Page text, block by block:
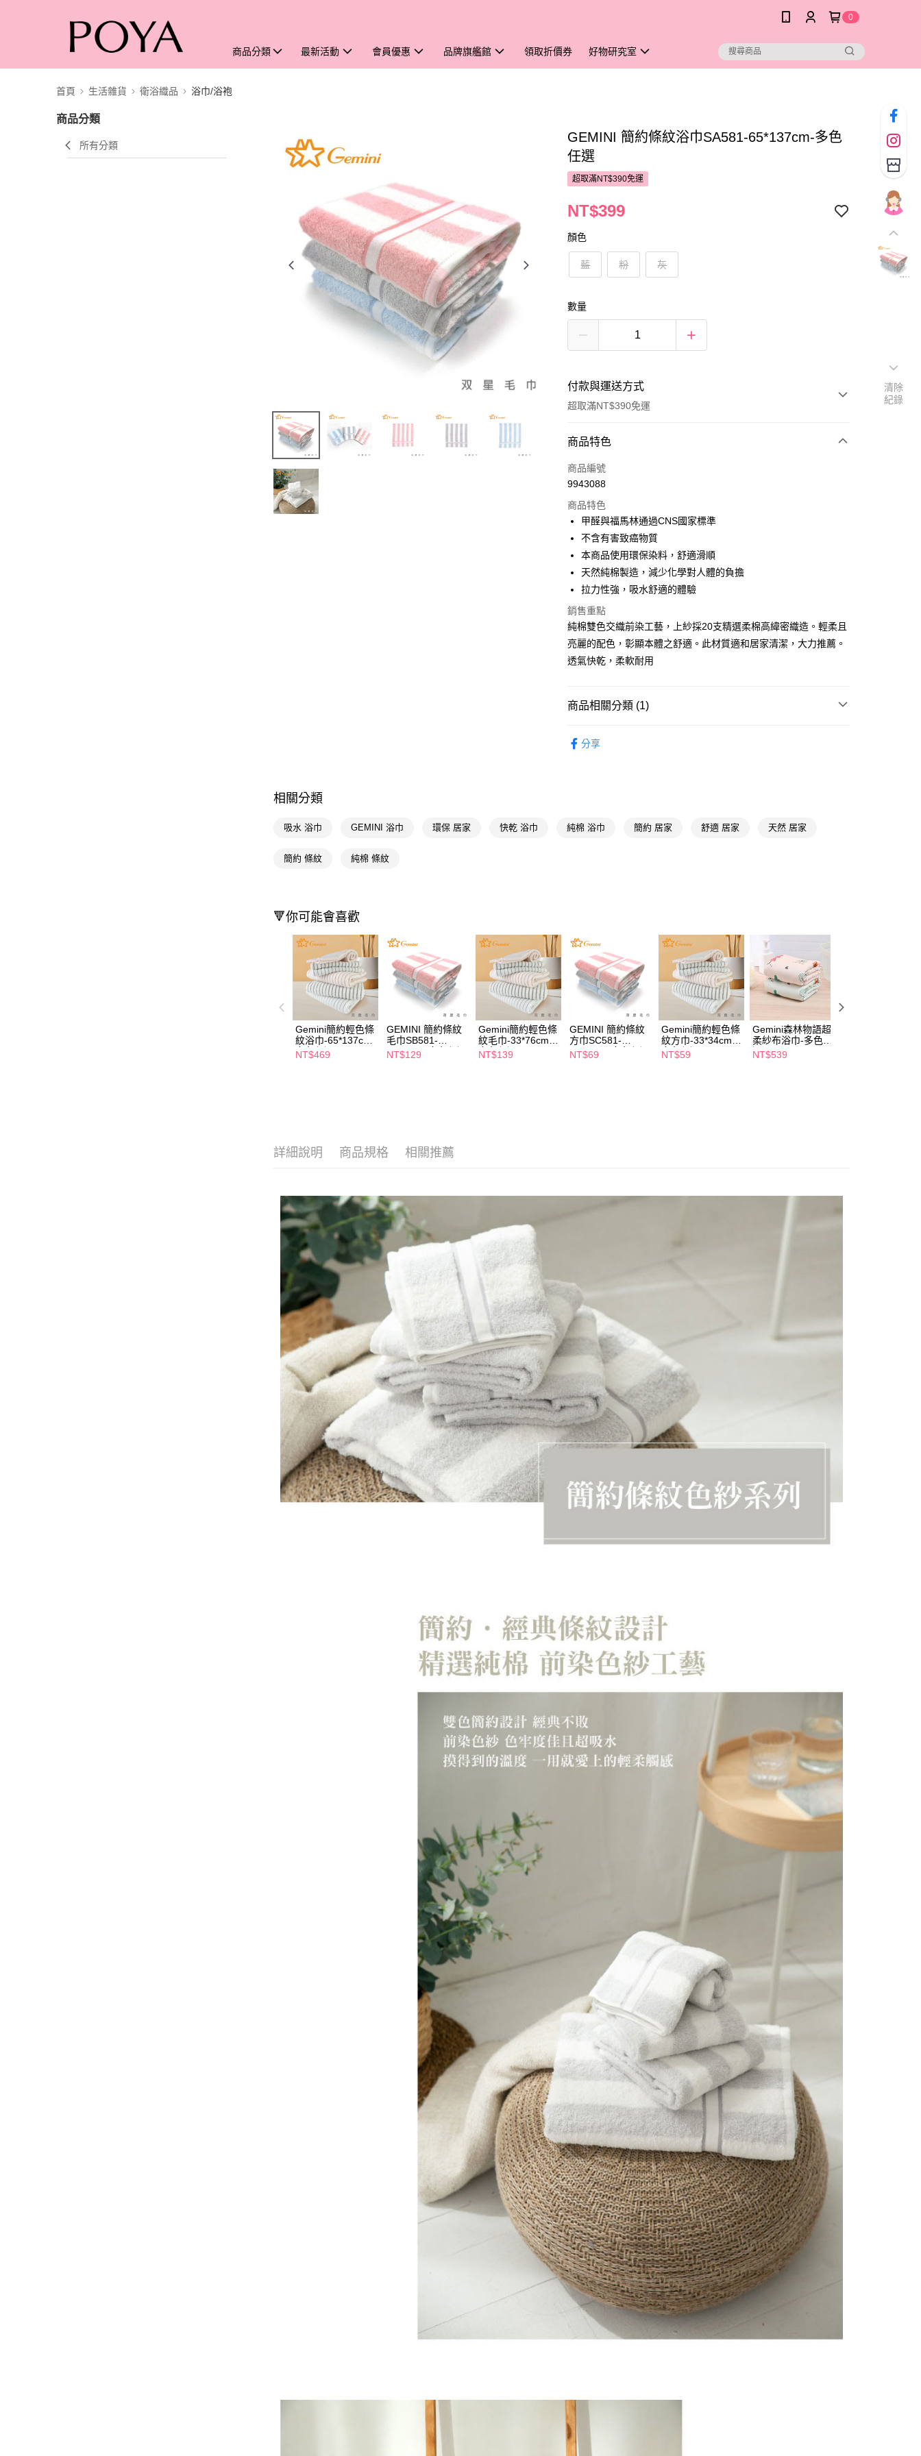
0
商品分類 最新活動 會員優惠 品牌旗艦館 領取折價券 好物研究室
首頁 生活雜貨 衛浴織品 浴巾/浴袍
商品分類
所有分類
GEMINI 簡約條紋浴巾SA581-65*137cm-多色
任選
超取滿NT$390免運
NT$399
顏色
藍 粉 灰
數量
付款與運送方式
超取滿NT$390免運
付款方式
POYA支付
超商取貨付款
LINE Pay
Apple Pay
街口支付
悠遊付
Google Pay
AFTEE先享後付
【關於「AFTEE先享後付」】
AFTEE先享後付是「在收到商品之後才付款」的支付方式。 讓您購物簡單
２．便利：只要手機號碼，簡訊認證，即可結帳。
２．訂單成立數日內，您將收到繳費通知簡訊。
３．收到繳費通知簡訊後14天內，點擊此簡訊中的連結，可透過四大超商
【注意事項】
１．透過由恩沛科技股份有限公司提供之「AFTEE先享後付」服務完成之
交易，需依本服務之必要範圍內提供個人資料，並將交易相關給付款項請
求債權轉讓予恩沛科技股份有限公司。
２．關於個人資料處理事宜，請瀏覽以下網址：
https://aftee.tw/terms/#terms3
３．未成年的使用者請事先徵得法定代理人或監護人之同意方可使用
「AFTEE先享後付」，若未經同意申辦者引起之損失，本公司不負相關責
任。
４．使用「AFTEE先享後付」時，將依據個別帳號之用戶狀況，依本公司
即享券
運送方式
付款後全家取貨
7-11取貨付款
每筆NT$65，滿NT$490(含以上)免運費
付款後7-11取貨
每筆NT$65，滿NT$490(含以上)免運費
宅配(本島)
每筆NT$100，滿NT$790(含以上)免運費
商品特色
商品編號
9943088
商品特色
甲醛與福馬林通過CNS國家標準
不含有害致癌物質
本商品使用環保染料，舒適滑順
天然純棉製造，減少化學對人體的負擔
拉力性強，吸水舒適的體驗
銷售重點
純棉雙色交織前染工藝，上紗採20支精選柔棉高緯密織造。輕柔且
亮麗的配色，彰顯本體之舒適。此材質適和居家清潔，大力推薦。
透氣快乾，柔軟耐用
商品相關分類 (1)
分享
相關分類
吸水 浴巾 GEMINI 浴巾 環保 居家 快乾 浴巾 純棉 浴巾 簡約 居家 舒適 居家 天然 居家
簡約 條紋 純棉 條紋
🔻你可能會喜歡
Gemini簡約輕色條
紋浴巾-65*137cm-
多色任選
NT$469
GEMINI 簡約條紋
毛巾SB581-
33*76cm-多色任選
NT$129
Gemini簡約輕色條
紋毛巾-33*76cm-
多色任選
NT$139
GEMINI 簡約條紋
方巾SC581-
33*35cm-多色任選
NT$69
Gemini簡約輕色條
紋方巾-33*34cm-
多色任選
NT$59
Gemini森林物語超
柔紗布浴巾-多色任
選
NT$539
詳細說明 商品規格 相關推薦
清除
紀錄